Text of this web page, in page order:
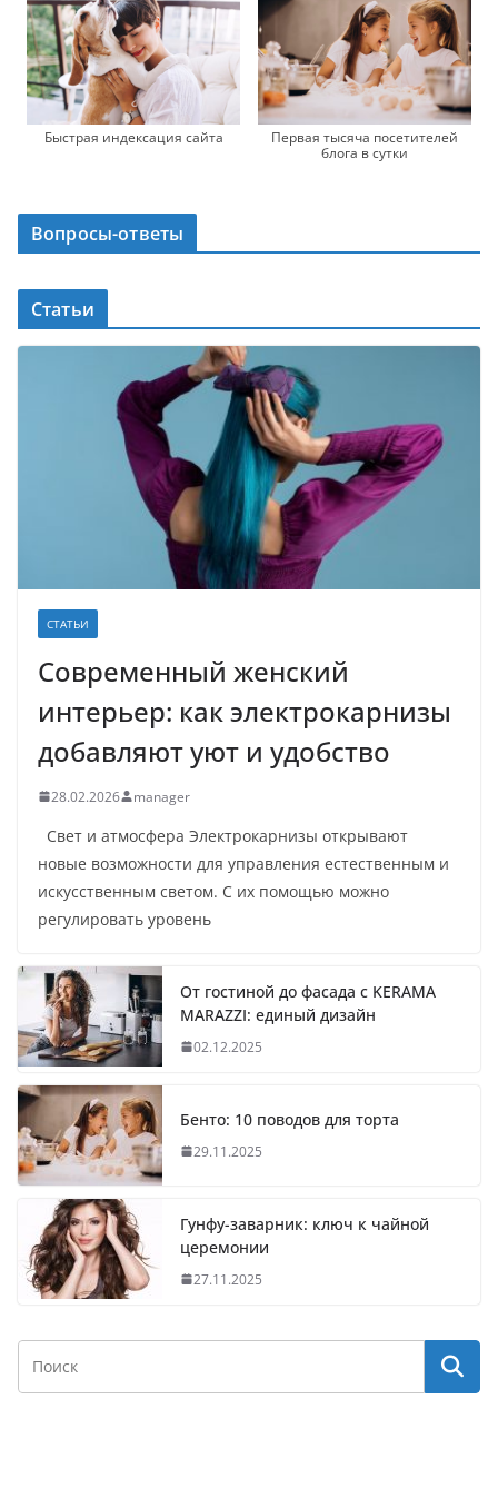
Быстрая индексация сайта
Первая тысяча посетителей
блога в сутки
Вопросы-ответы
Статьи
СТАТЬИ
Современный женский
интерьер: как электрокарнизы
добавляют уют и удобство
28.02.2026 manager
Свет и атмосфера Электрокарнизы открывают
новые возможности для управления естественным и
искусственным светом. С их помощью можно
регулировать уровень
От гостиной до фасада с KERAMA
MARAZZI: единый дизайн
02.12.2025
Бенто: 10 поводов для торта
29.11.2025
Гунфу-заварник: ключ к чайной
церемонии
27.11.2025